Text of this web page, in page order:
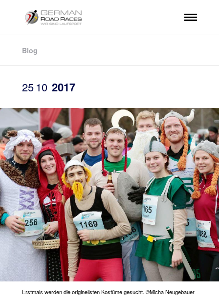
Blog
25 10 2017
Erstmals werden die originellsten Kostüme gesucht. ©Micha Neugebauer